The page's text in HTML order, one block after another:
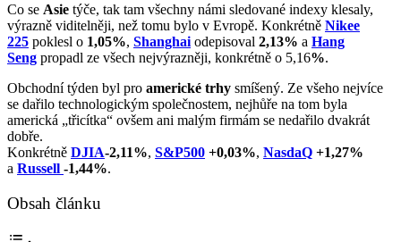
Co se Asie týče, tak tam všechny námi sledované indexy klesaly,
výrazně viditelněji, než tomu bylo v Evropě. Konkrétně Nikee
225 poklesl o 1,05%, Shanghai odepisoval 2,13% a Hang
Seng propadl ze všech nejvýrazněji, konkrétně o 5,16%.
Obchodní týden byl pro americké trhy smíšený. Ze všeho nejvíce
se dařilo technologickým společnostem, nejhůře na tom byla
americká „třicítka“ ovšem ani malým firmám se nedařilo dvakrát
dobře.
Konkrétně DJIA-2,11%, S&P500 +0,03%, NasdaQ +1,27%
a Russell -1,44%.
Obsah článku